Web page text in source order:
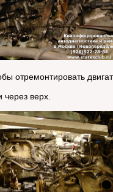
отремонтировать
верх.